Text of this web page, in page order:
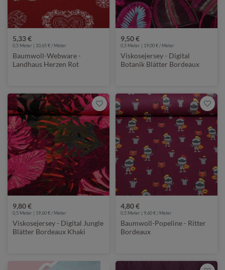
5,33 €
0,5 Meter | 10,65 € / Meter
Baumwoll-Webware -
Landhaus Herzen Rot
9,50 €
0,5 Meter | 19,00 € / Meter
Viskosejersey - Digital
Botanik Blätter Bordeaux
9,80 €
0,5 Meter | 19,60 € / Meter
Viskosejersey - Digital Jungle
Blätter Bordeaux Khaki
4,80 €
0,5 Meter | 9,60 € / Meter
Baumwoll-Popeline - Ritter
Bordeaux